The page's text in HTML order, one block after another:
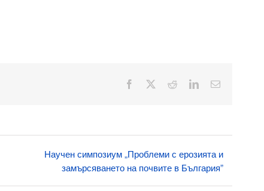
Facebook RedditLinkedInЕлектронна
Научен симпозиум „Проблеми с ерозията и
замърсяването на почвите в България”